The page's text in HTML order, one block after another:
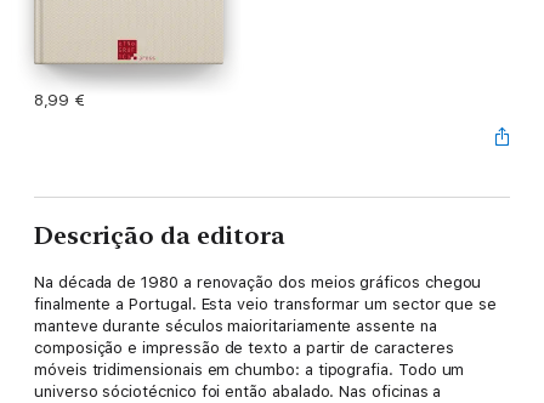
8,99 €
Descrição da editora
Na década de 1980 a renovação dos meios gráficos chegou
finalmente a Portugal. Esta veio transformar um sector que se
manteve durante séculos maioritariamente assente na
composição e impressão de texto a partir de caracteres
móveis tridimensionais em chumbo: a tipografia. Todo um
universo sóciotécnico foi então abalado. Nas oficinas a